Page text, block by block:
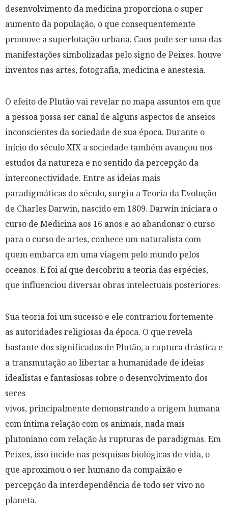
desenvolvimento da medicina proporciona o super
aumento da população, o que consequentemente
promove a superlotação urbana. Caos pode ser uma das
manifestações simbolizadas pelo signo de Peixes. houve
inventos nas artes, fotografia, medicina e anestesia.
O efeito de Plutão vai revelar no mapa assuntos em que
a pessoa possa ser canal de alguns aspectos de anseios
inconscientes da sociedade de sua época. Durante o
início do século XIX a sociedade também avançou nos
estudos da natureza e no sentido da percepção da
interconectividade. Entre as ideias mais
paradigmáticas do século, surgiu a Teoria da Evolução
de Charles Darwin, nascido em 1809. Darwin iniciara o
curso de Medicina aos 16 anos e ao abandonar o curso
para o curso de artes, conhece um naturalista com
quem embarca em uma viagem pelo mundo pelos
oceanos. E foi aí que descobriu a teoria das espécies,
que influenciou diversas obras intelectuais posteriores.
Sua teoria foi um sucesso e ele contrariou fortemente
as autoridades religiosas da época. O que revela
bastante dos significados de Plutão, a ruptura drástica e
a transmutação ao libertar a humanidade de ideias
idealistas e fantasiosas sobre o desenvolvimento dos
seres
vivos, principalmente demonstrando a origem humana
com íntima relação com os animais, nada mais
plutoniano com relação às rupturas de paradigmas. Em
Peixes, isso incide nas pesquisas biológicas de vida, o
que aproximou o ser humano da compaixão e
percepção da interdependência de todo ser vivo no
planeta.